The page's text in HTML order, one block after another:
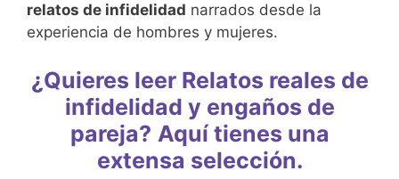
relatos de infidelidad narrados desde la
experiencia de hombres y mujeres.
¿Quieres leer Relatos reales de
infidelidad y engaños de
pareja? Aquí tienes una
extensa selección.